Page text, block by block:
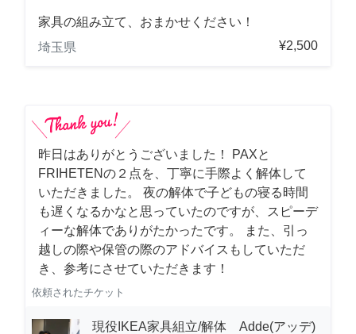
家具の組み立て、おまかせください！
埼玉県
¥2,500
昨日はありがとうございました！ PAXと
FRIHETENの２点を、丁寧に手際よく解体して
いただきました。 夜の解体で子どもの寝る時間
も遅くなるかなと思っていたのですが、スピーデ
ィーな解体でありがたかったです。 また、引っ
越しの際や保管の際のアドバイスもしていただ
き、参考にさせていただきます！
依頼されたチケット
現役IKEA家具組立/解体 Adde(アッデ)